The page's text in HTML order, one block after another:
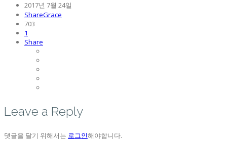
2017년 7월 24일
ShareGrace
703
1
Share
Leave a Reply
댓글을 달기 위해서는 로그인해야합니다.